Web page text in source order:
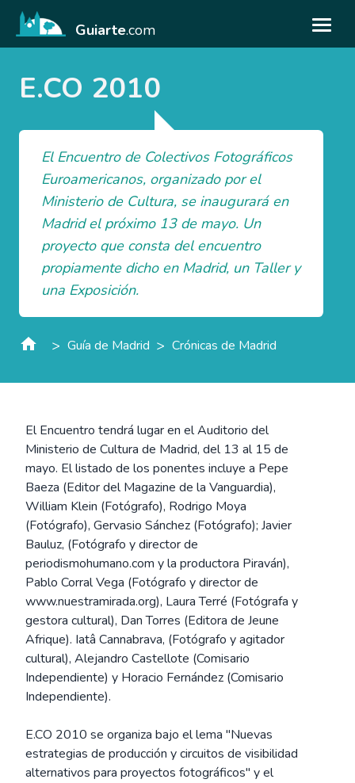
Guiarte.com
E.CO 2010
El Encuentro de Colectivos Fotográficos
Euroamericanos, organizado por el
Ministerio de Cultura, se inaugurará en
Madrid el próximo 13 de mayo. Un
proyecto que consta del encuentro
propiamente dicho en Madrid, un Taller y
una Exposición.
> Guía de Madrid > Crónicas de Madrid
El Encuentro tendrá lugar en el Auditorio del
Ministerio de Cultura de Madrid, del 13 al 15 de
mayo. El listado de los ponentes incluye a Pepe
Baeza (Editor del Magazine de la Vanguardia),
William Klein (Fotógrafo), Rodrigo Moya
(Fotógrafo), Gervasio Sánchez (Fotógrafo); Javier
Bauluz, (Fotógrafo y director de
periodismohumano.com y la productora Piraván),
Pablo Corral Vega (Fotógrafo y director de
www.nuestramirada.org), Laura Terré (Fotógrafa y
gestora cultural), Dan Torres (Editora de Jeune
Afrique). Iatâ Cannabrava, (Fotógrafo y agitador
cultural), Alejandro Castellote (Comisario
Independiente) y Horacio Fernández (Comisario
Independiente).
E.CO 2010 se organiza bajo el lema "Nuevas
estrategias de producción y circuitos de visibilidad
alternativos para proyectos fotográficos" y el